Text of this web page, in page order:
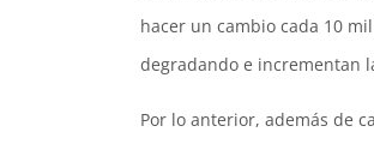
hacer un cambio cada 10
degradando e incrementan
Por lo anterior, además de